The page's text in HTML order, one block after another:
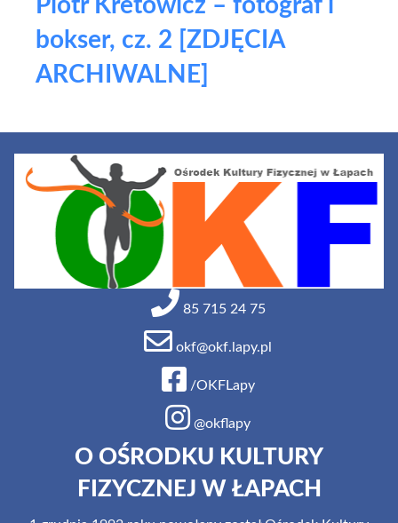
Piotr Kretowicz – fotograf i
bokser, cz. 2 [ZDJĘCIA
ARCHIWALNE]
85 715 24 75
okf@okf.lapy.pl
/OKFLapy
@okflapy
O OŚRODKU KULTURY
FIZYCZNEJ W ŁAPACH